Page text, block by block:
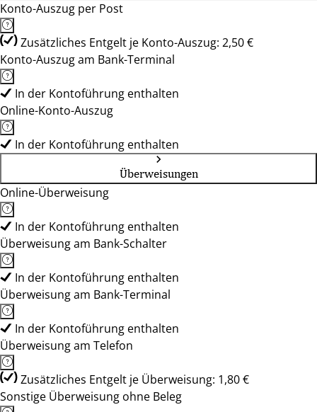
Konto-Auszug per Post
Zusätzliches Entgelt je Konto-Auszug: 2,50 €
Konto-Auszug am Bank-Terminal
In der Kontoführung enthalten
Online-Konto-Auszug
In der Kontoführung enthalten
Überweisungen
Online-Überweisung
In der Kontoführung enthalten
Überweisung am Bank-Schalter
In der Kontoführung enthalten
Überweisung am Bank-Terminal
In der Kontoführung enthalten
Überweisung am Telefon
Zusätzliches Entgelt je Überweisung: 1,80 €
Sonstige Überweisung ohne Beleg